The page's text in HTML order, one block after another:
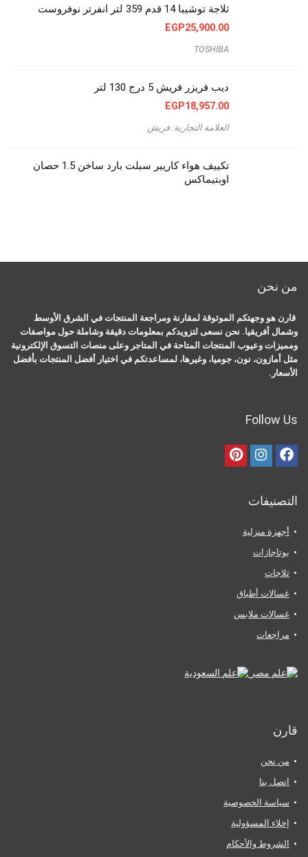
ثلاجة توشيبا 14 قدم 359 لتر انفرتر نوفروست
EGP25,900.00
TOSHIBA
ديب فريزر فريش 5 درج 130 لتر
EGP18,957.00
العلامة التجارية: فريش
تكييف هواء كاريير سبلت بارد ساخن 1.5 حصان
اوبتيماكس
من نحن
قارن هو وجهتكم الموثوقة لمقارنة ومراجعة المنتجات في الشرق الأوسط
وشمال أفريقيا. نحن نسعى لتزويدكم بمعلومات دقيقة وشاملة حول مواصفات
ومميزات وعيوب المنتجات المتاحة في المتاجر وعلى منصات التسوق الإلكترونية
مثل أمازون، نون، جوميا، وغيرها، لمساعدتكم في اختيار أفضل المنتجات بأفضل
الأسعار.
Follow Us
التصنيفات
أجهزة منزلية
بوتاجازات
ثلاجات
غسالات أطباق
غسالات ملابس
مراجعات
قارن
من نحن
اتصل بنا
سياسة الخصوصية
إخلاء المسؤولية
الشروط والأحكام